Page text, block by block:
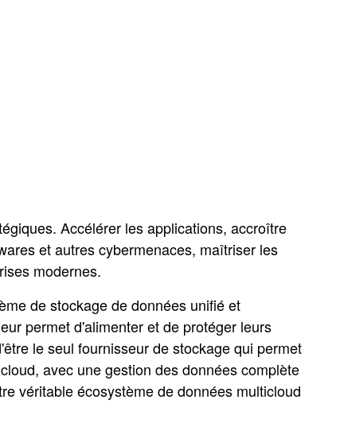
Accélérer les applications, accroître
et autres cybermenaces, maîtriser les
modernes.
de stockage de données unifié et
permet d'alimenter et de protéger leurs
le seul fournisseur de stockage qui permet
avec une gestion des données complète
véritable écosystème de données multicloud